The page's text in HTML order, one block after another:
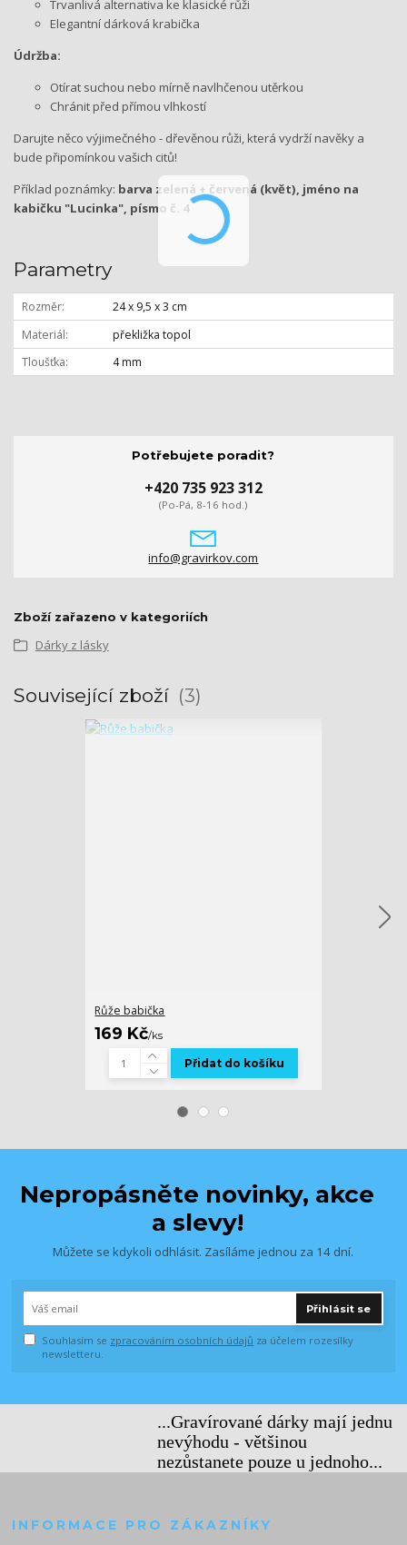
Trvanlivá alternativa ke klasické růži
Elegantní dárková krabička
Údržba:
Otírat suchou nebo mírně navlhčenou utěrkou
Chránit před přímou vlhkostí
Darujte něco výjimečného - dřevěnou růži, která vydrží navěky a
bude připomínkou vašich citů!
Příklad poznámky: barva zelená + červená (květ), jméno na
kabičku "Lucinka", písmo č. 4
Parametry
Rozměr
24 x 9,5 x 3 cm
Materiál
překližka topol
Tloušťka
4 mm
Potřebujete poradit?
+420 735 923 312
(Po-Pá, 8-16 hod.)
info@gravirkov.com
Zboží zařazeno v kategoriích
Dárky z lásky
Související zboží 3
Růže babička
169 Kč/ks
Přidat do košíku
Nepropásněte novinky, akce
a slevy!
Můžete se kdykoli odhlásit. Zasíláme jednou za 14 dní.
Přihlásit se
Souhlasím se zpracováním osobních údajů za účelem rozesílky
newsletteru.
...Gravírované dárky mají jednu
nevýhodu - většinou
nezůstanete pouze u jednoho...
INFORMACE PRO ZÁKAZNÍKY